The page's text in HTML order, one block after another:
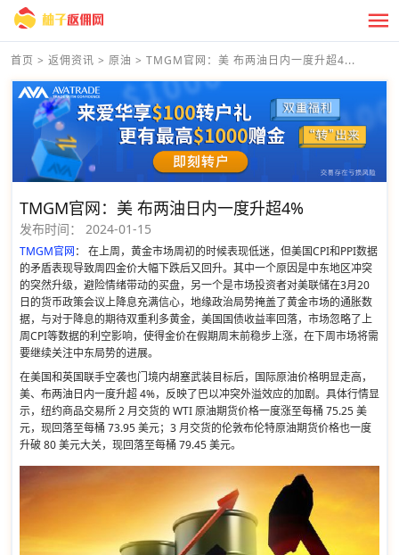
首页 > 返佣资讯 > 原油 > TMGM官网：美 布两油日内一度升超4...
TMGM官网：美 布两油日内一度升超4%
发布时间： 2024-01-15
TMGM官网： 在上周，黄金市场周初的时候表现低迷，但美国CPI和PPI数据
的矛盾表现导致周四金价大幅下跌后又回升。其中一个原因是中东地区冲突
的突然升级，避险情绪带动的买盘，另一个是市场投资者对美联储在3月20
日的货币政策会议上降息充满信心，地缘政治局势掩盖了黄金市场的通胀数
据，与对于降息的期待双重利多黄金，美国国债收益率回落，市场忽略了上
周CPI等数据的利空影响，使得金价在假期周末前稳步上涨，在下周市场将需
要继续关注中东局势的进展。
在美国和英国联手空袭也门境内胡塞武装目标后，国际原油价格明显走高，
美、布两油日内一度升超 4%，反映了巴以冲突外溢效应的加剧。具体行情显
示，纽约商品交易所 2 月交货的 WTI 原油期货价格一度涨至每桶 75.25 美
元，现回落至每桶 73.95 美元；3 月交货的伦敦布伦特原油期货价格也一度
升破 80 美元大关，现回落至每桶 79.45 美元。